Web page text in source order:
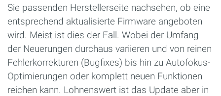
Sie passenden Herstellerseite nachsehen, ob eine
entsprechend aktualisierte Firmware angeboten
wird. Meist ist dies der Fall. Wobei der Umfang
der Neuerungen durchaus variieren und von reinen
Fehlerkorrekturen (Bugfixes) bis hin zu Autofokus-
Optimierungen oder komplett neuen Funktionen
reichen kann. Lohnenswert ist das Update aber in